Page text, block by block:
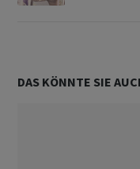
DAS KÖNNTE SIE